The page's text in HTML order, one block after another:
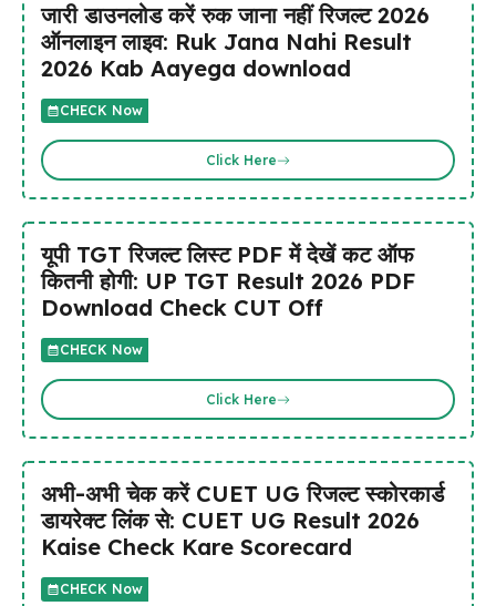
जारी डाउनलोड करें रुक जाना नहीं रिजल्ट 2026
ऑनलाइन लाइव: Ruk Jana Nahi Result
2026 Kab Aayega download
CHECK Now
Click Here
यूपी TGT रिजल्ट लिस्ट PDF में देखें कट ऑफ
कितनी होगी: UP TGT Result 2026 PDF
Download Check CUT Off
CHECK Now
Click Here
अभी-अभी चेक करें CUET UG रिजल्ट स्कोरकार्ड
डायरेक्ट लिंक से: CUET UG Result 2026
Kaise Check Kare Scorecard
CHECK Now